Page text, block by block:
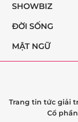
SHOWBIZ
ĐỜI SỐNG
MẬT NGỮ
Trang tin tức giải
Cổ